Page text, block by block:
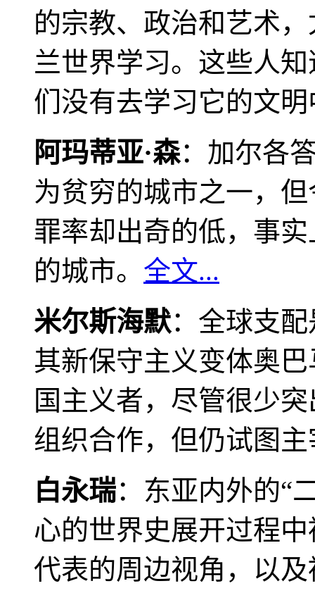
的宗教、政治和艺术
兰世界学习。这些人
们没有去学习它的文
阿玛蒂亚·森：加尔各
为贫穷的城市之一，
罪率却出奇的低，事
的城市。 全文...
米尔斯海默：全球支
其新保守主义变体奥
国主义者，尽管很少
组织合作，但仍试图
白永瑞：东亚内外的“
心的世界史展开过程
代表的周边视角，以